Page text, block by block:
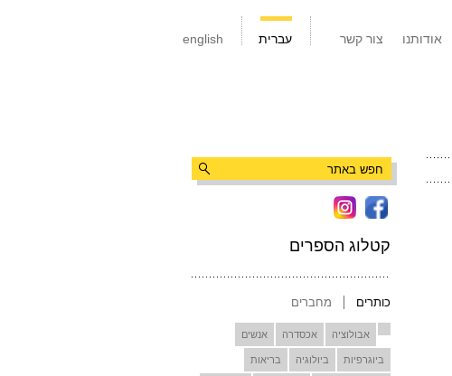
english עברית צור קשר אודותנו
קטלוג הספרים
כותרים מחברים
אבולוציה אכסדרה אנשים
ביוגרפיות ביולוגיה בריאות